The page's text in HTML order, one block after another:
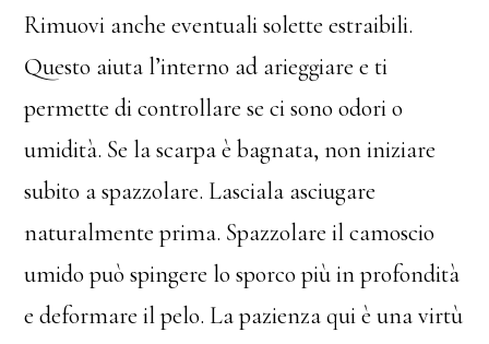
Rimuovi anche eventuali solette estraibili.
Questo aiuta l’interno ad arieggiare e ti
permette di controllare se ci sono odori o
umidità. Se la scarpa è bagnata, non iniziare
subito a spazzolare. Lasciala asciugare
naturalmente prima. Spazzolare il camoscio
umido può spingere lo sporco più in profondità
e deformare il pelo. La pazienza qui è una virtù